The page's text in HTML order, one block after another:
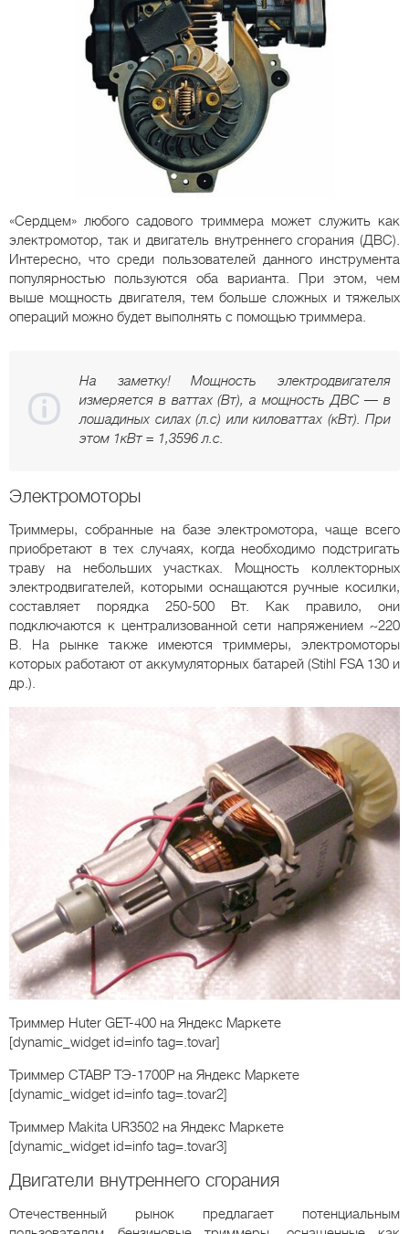
«Сердцем» любого садового триммера может служить как
электромотор, так и двигатель внутреннего сгорания (ДВС).
Интересно, что среди пользователей данного инструмента
популярностью пользуются оба варианта. При этом, чем
выше мощность двигателя, тем больше сложных и тяжелых
операций можно будет выполнять с помощью триммера.
На заметку! Мощность электродвигателя
измеряется в ваттах (Вт), а мощность ДВС — в
лошадиных силах (л.с) или киловаттах (кВт). При
этом 1кВт = 1,3596 л.с.
Электромоторы
Триммеры, собранные на базе электромотора, чаще всего
приобретают в тех случаях, когда необходимо подстригать
траву на небольших участках. Мощность коллекторных
электродвигателей, которыми оснащаются ручные косилки,
составляет порядка 250-500 Вт. Как правило, они
подключаются к централизованной сети напряжением ~220
В. На рынке также имеются триммеры, электромоторы
которых работают от аккумуляторных батарей (Stihl FSA 130 и
др.).
Триммер Huter GET-400 на Яндекс Маркете
[dynamic_widget id=info tag=.tovar]
Триммер СТАВР ТЭ-1700Р на Яндекс Маркете
[dynamic_widget id=info tag=.tovar2]
Триммер Makita UR3502 на Яндекс Маркете
[dynamic_widget id=info tag=.tovar3]
Двигатели внутреннего сгорания
Отечественный рынок предлагает потенциальным